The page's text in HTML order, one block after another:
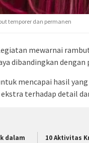
temporer dan permanen
mewarnai
dibandingkan
mencapai hasil
terhadap detail
dalam
10 Aktivitas